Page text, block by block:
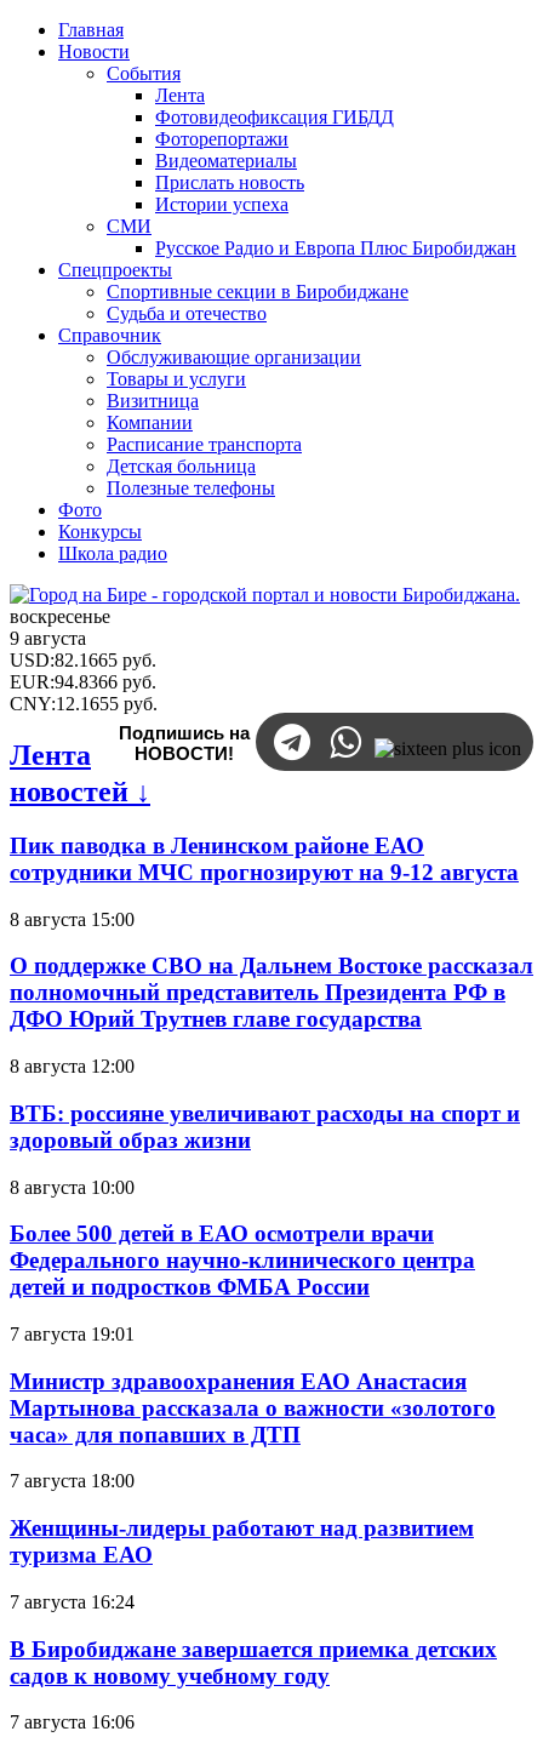
Главная
Новости
События
Лента
Фотовидеофиксация ГИБДД
Фоторепортажи
Видеоматериалы
Прислать новость
Истории успеха
СМИ
Русское Радио и Европа Плюс Биробиджан
Спецпроекты
Спортивные секции в Биробиджане
Судьба и отечество
Справочник
Обслуживающие организации
Товары и услуги
Визитница
Компании
Расписание транспорта
Детская больница
Полезные телефоны
Фото
Конкурсы
Школа радио
воскресенье
9 августа
USD:82.1665 руб.
EUR:94.8366 руб.
CNY:12.1655 руб.
Подпишись на
НОВОСТИ!
Лента
новостей ↓
Пик паводка в Ленинском районе ЕАО
сотрудники МЧС прогнозируют на 9-12 августа
8 августа 15:00
О поддержке СВО на Дальнем Востоке рассказал
полномочный представитель Президента РФ в
ДФО Юрий Трутнев главе государства
8 августа 12:00
ВТБ: россияне увеличивают расходы на спорт и
здоровый образ жизни
8 августа 10:00
Более 500 детей в ЕАО осмотрели врачи
Федерального научно-клинического центра
детей и подростков ФМБА России
7 августа 19:01
Министр здравоохранения ЕАО Анастасия
Мартынова рассказала о важности «золотого
часа» для попавших в ДТП
7 августа 18:00
Женщины-лидеры работают над развитием
туризма ЕАО
7 августа 16:24
В Биробиджане завершается приемка детских
садов к новому учебному году
7 августа 16:06